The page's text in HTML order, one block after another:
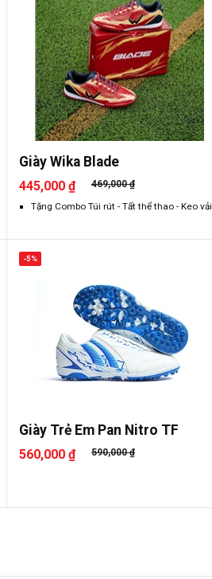
Giày Wika Blade
445,000 ₫ 469,000 ₫
Tặng Combo Túi rút - Tất thể thao - Keo vải
Giày Trẻ Em Pan Nitro TF
560,000 ₫ 590,000 ₫
-5%